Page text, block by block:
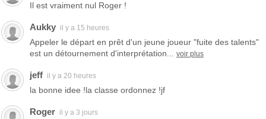
Il est vraiment nul Roger !
Aukky il y a 15 heures
Appeler le départ en prêt d'un jeune joueur "fuite des talents"
est un détournement d'interprétation... voir plus
jeff il y a 20 heures
la bonne idee !la classe ordonnez !jf
Roger il y a 3 jours